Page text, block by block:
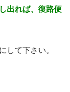
出れば、復路便
して下さい。